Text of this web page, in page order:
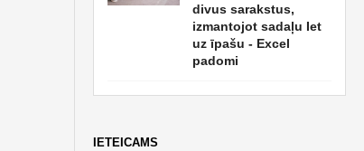
divus sarakstus,
izmantojot sadaļu Iet
uz īpašu - Excel
padomi
IETEICAMS